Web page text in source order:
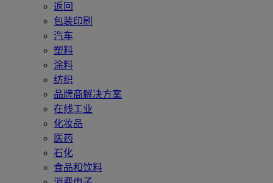
返回
包装印刷
汽车
塑料
涂料
纺织
品牌商解决方案
在线工业
化妆品
医药
石化
食品和饮料